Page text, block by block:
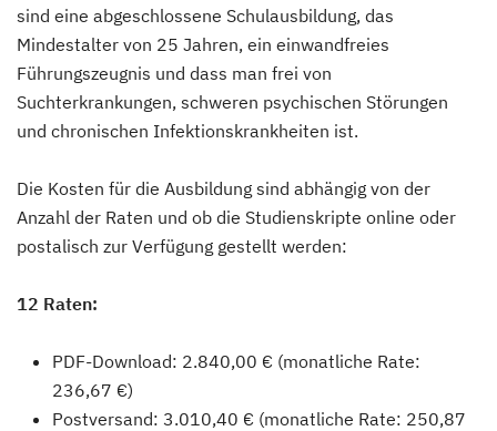
sind eine abgeschlossene Schulausbildung, das
Mindestalter von 25 Jahren, ein einwandfreies
Führungszeugnis und dass man frei von
Suchterkrankungen, schweren psychischen Störungen
und chronischen Infektionskrankheiten ist.
Die Kosten für die Ausbildung sind abhängig von der
Anzahl der Raten und ob die Studienskripte online oder
postalisch zur Verfügung gestellt werden:
12 Raten:
PDF-Download: 2.840,00 € (monatliche Rate:
236,67 €)
Postversand: 3.010,40 € (monatliche Rate: 250,87